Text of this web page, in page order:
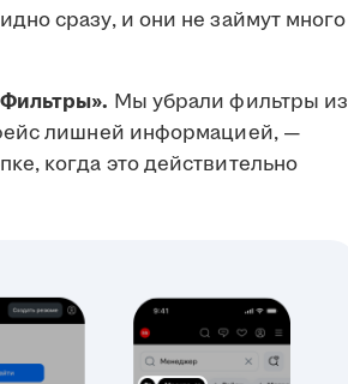
сразу, и они не займут много
Мы убрали фильтры из
лишней информацией, —
когда это действительно